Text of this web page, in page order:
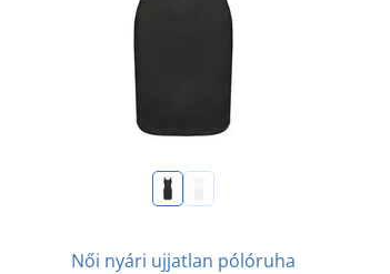
Női nyári ujjatlan pólóruha